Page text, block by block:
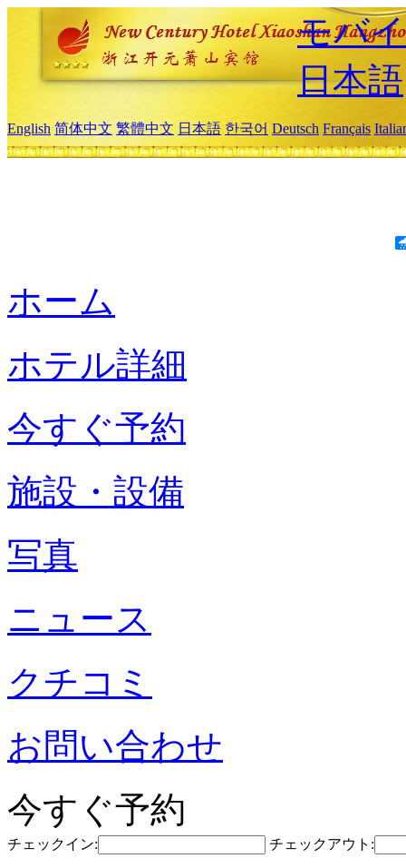
モバ
日本語
English 简体中文 繁體中文 日本語 한국어 Deutsch Français
ホーム
ホテル詳細
今すぐ予約
施設・設備
写真
ニュース
クチコミ
お問い合わせ
今すぐ予約
チェックイン: チェックアウト: